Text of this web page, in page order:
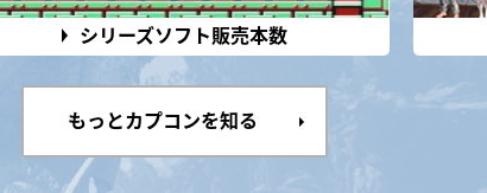
シリーズソフト販売本数
もっとカプコンを知る